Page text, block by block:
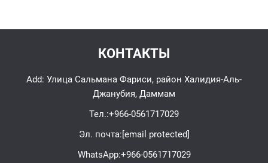
КОНТАКТЫ
Add: Улица Сальмана Фариси, район Халидия-Аль-
Джанубия, Даммам
Тел.:+966-0561717029
Эл. почта:[email protected]
WhatsApp:+966-0561717029